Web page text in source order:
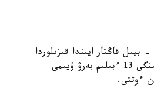
قىزىلوردا. KAZINFORM - بيىل قاڭتار ايىندا قىزىلوردا
وبلىسىنداعى مەكتەپكە دەيىنگى 13 ءبىلىم بەرۋ ۇيىمى
ءوتتى.